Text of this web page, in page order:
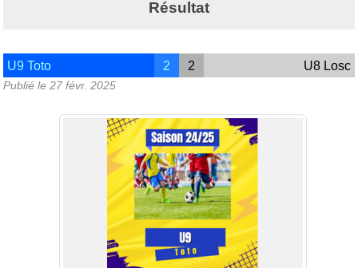
Résultat
U9 Toto 2 2 U8 Losc
Publié le 27 févr. 2025